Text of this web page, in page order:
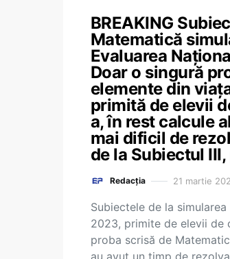
BREAKING
Matematică
Evaluarea
Doar o singură
elemente din
primită de elevii
a, în rest calcule
mai dificil de
de la Subiectul
Redacția 21 martie
Subiectele de la
2023, primite de elevii de
proba scrisă de
au avut un timp de